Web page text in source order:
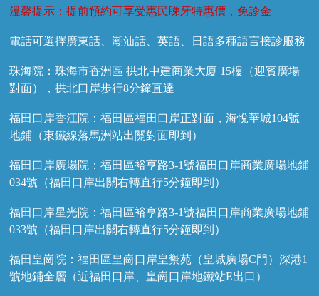
溫馨提示：提前預約可享受惠民睇牙特惠價，免診金
電話可選擇廣東話、潮汕話、英語、日語多種語言接診服務
珠海院：珠海市香洲區 拱北中建商業大廈 15樓（迎賓廣場
對面），拱北口岸步行8分鐘直達
福田口岸香江院：福田區福田口岸正對面，海悅華城104號
地鋪（東鐵線落馬洲站出關對面即到）
福田口岸廣場院：福田區裕亨路3-1號福田口岸商業廣場地鋪
034號（福田口岸出關右轉直行5分鐘即到）
福田口岸星光院：福田區裕亨路3-1號福田口岸商業廣場地鋪
033號（福田口岸出關右轉直行5分鐘即到）
福田皇崗院：福田區皇崗口岸皇禦苑（皇城廣場C門）深港1
號地鋪全層（近福田口岸、皇崗口岸地鐵站E出口）